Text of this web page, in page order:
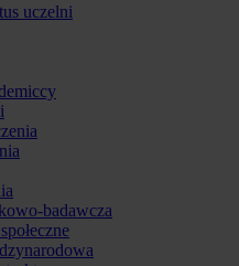
uczelni
badawcza